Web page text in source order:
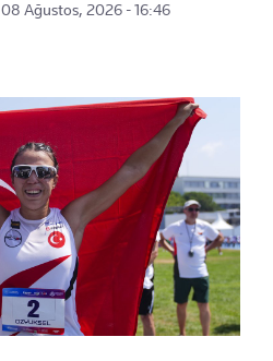
08 Ağustos, 2026 - 16:46